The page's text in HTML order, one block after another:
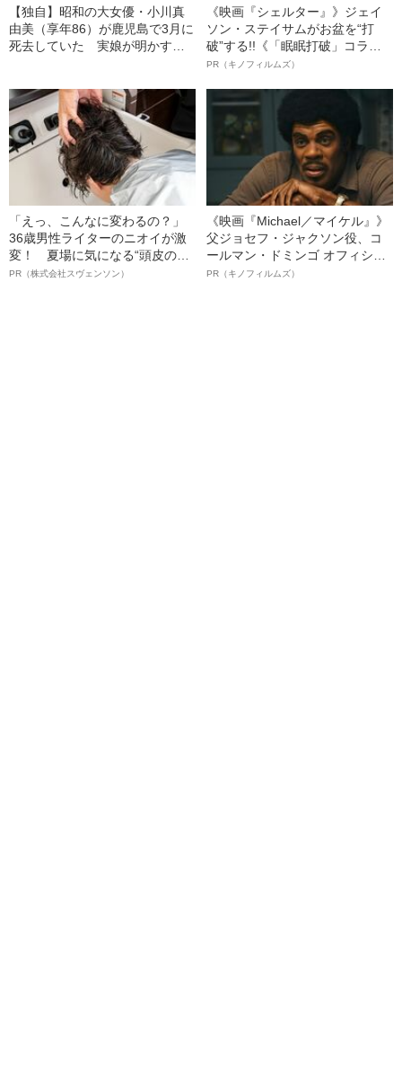
【独自】昭和の大女優・小川真
由美（享年86）が鹿児島で3月に
死去していた 実娘が明かす
《映画『シェルター』》ジェイ
ソン・ステイサムがお盆を“打
破”する!!《「眠眠打破」コラ
ボ》
PR（キノフィルムズ）
「えっ、こんなに変わるの？」
36歳男性ライターのニオイが激
変！ 夏場に気になる“頭皮のニ
オイ”や“ベタつき”を解消す
PR（株式会社スヴェンソン）
《映画『Michael／マイケル』》
父ジョセフ・ジャクソン役、コ
ールマン・ドミンゴ オフィシャ
ルインタビュー“観客を魅了した
PR（キノフィルムズ）